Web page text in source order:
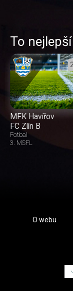
To
MFK Havířov
FC Zlín B
Fotbal
3. MSFL
O webu